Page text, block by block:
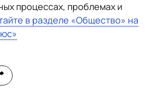
процессах, проблемах и
в разделе «Общество» на